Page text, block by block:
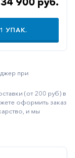
1 УПАК.
при
(от 200 руб) в
оформить заказ
и мы